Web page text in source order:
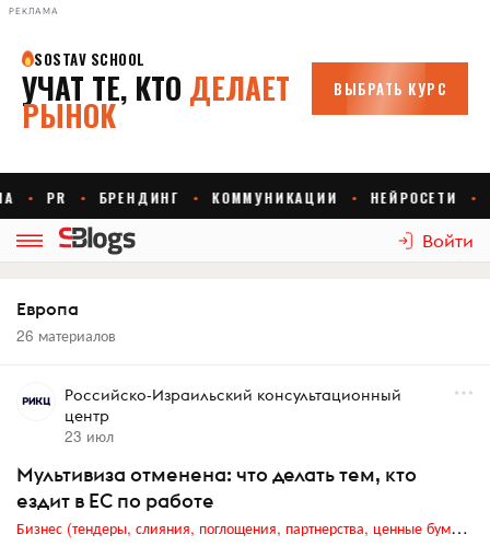
РЕКЛАМА
Войти
Европа
26 материалов
Российско-Израильский консультационный
центр
23 июл
Мультивиза отменена: что делать тем, кто
ездит в ЕС по работе
Бизнес (тендеры, слияния, поглощения, партнерства, ценные бумаги, акционеры, финансы и отчетность)